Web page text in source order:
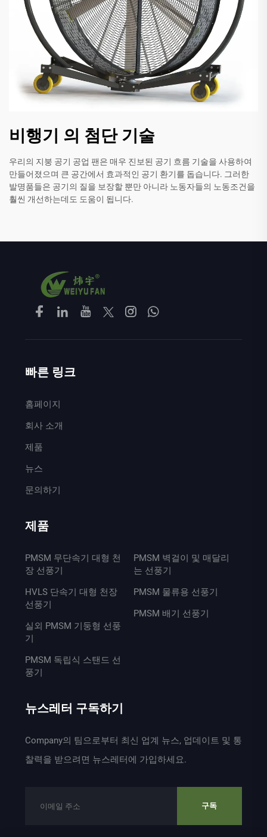
비행기 의 첨단 기술
우리의 지붕 공기 공업 팬은 매우 진보된 공기 흐름 기술을 사용하여
만들어졌으며 큰 공간에서 효과적인 공기 환기를 돕습니다. 그러한
발명품들은 공기의 질을 보장할 뿐만 아니라 노동자들의 노동조건을
훨씬 개선하는데도 도움이 됩니다.
빠른 링크
홈페이지
회사 소개
제품
뉴스
문의하기
제품
PMSM 무단속기 대형 천
장 선풍기
HVLS 단속기 대형 천장
선풍기
실외 PMSM 기둥형 선풍
기
PMSM 독립식 스탠드 선
풍기
PMSM 벽걸이 및 매달리
는 선풍기
PMSM 물류용 선풍기
PMSM 배기 선풍기
뉴스레터 구독하기
Company의 팀으로부터 최신 업계 뉴스, 업데이트 및 통
찰력을 받으려면 뉴스레터에 가입하세요.
구독